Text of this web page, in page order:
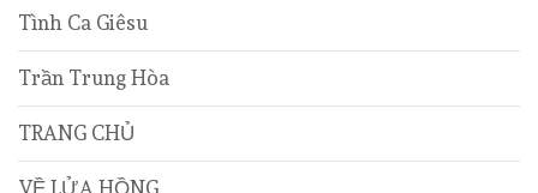
Tình Ca Giêsu
Trần Trung Hòa
TRANG CHỦ